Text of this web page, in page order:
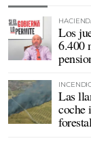
Los
6.400
Las
coche